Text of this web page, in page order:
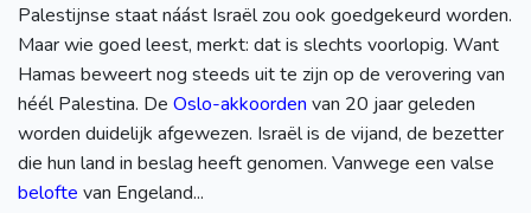
Palestijnse staat náást Israël zou ook goedgekeurd worden.
Maar wie goed leest, merkt: dat is slechts voorlopig. Want
Hamas beweert nog steeds uit te zijn op de verovering van
héél Palestina. De Oslo-akkoorden van 20 jaar geleden
worden duidelijk afgewezen. Israël is de vijand, de bezetter
die hun land in beslag heeft genomen. Vanwege een valse
belofte van Engeland...